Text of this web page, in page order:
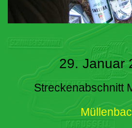
29. Januar
Streckenabschnitt